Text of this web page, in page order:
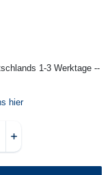
1-3 Werktage --
hier